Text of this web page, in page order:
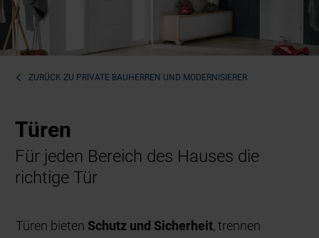
ZURÜCK ZU PRIVATE BAUHERREN UND MODERNISIERER
Türen
Für jeden Bereich des Hauses die
richtige Tür
Türen bieten Schutz und Sicherheit, trennen